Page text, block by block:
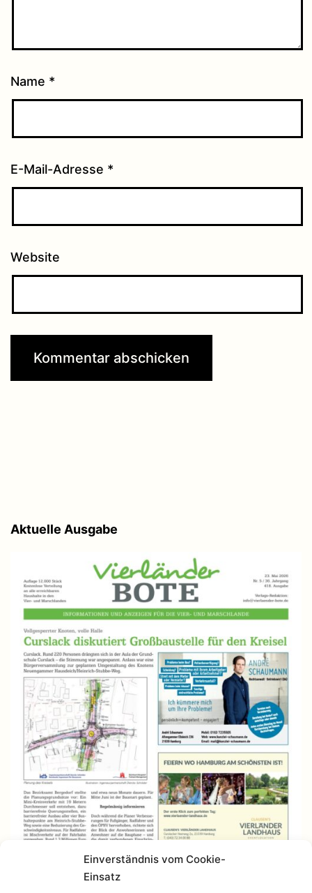
Einverständnis vom Cookie-
Einsatz
Name *
E-Mail-Adresse *
Website
Aktuelle Ausgabe